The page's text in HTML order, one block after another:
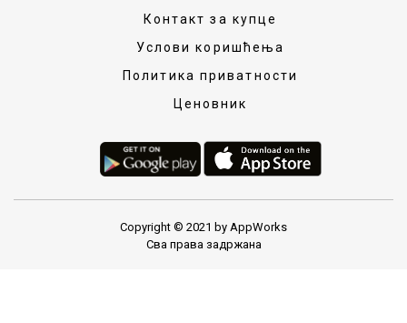
Контакт за купце
Услови коришћења
Политика приватности
Ценовник
Copyright © 2021 by AppWorks
Сва права задржана